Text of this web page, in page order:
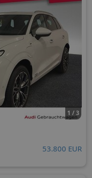
1 / 3
53.800 EUR